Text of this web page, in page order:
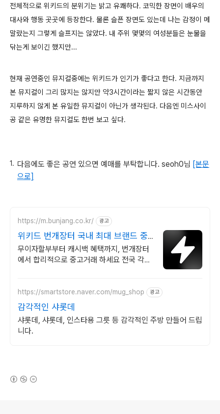
전체적으로 위키드의 분위기는 밝고 유쾌하다. 코믹한 장면이 배우의
대사와 행동 곳곳에 등장한다. 물론 슬픈 장면도 있는데 나는 감정이 메
말랐는지 그렇게 슬프지는 않았다. 내 주위 몇몇의 여성분들은 눈물을
닦는게 보이긴 했지만...
현재 공연중인 뮤지컬중에는 위키드가 인기가 좋다고 한다. 지금까지
본 뮤지컬이 그리 많지는 않지만 약3시간이라는 짧지 않은 시간동안
지루하지 않게 본 유일한 뮤지컬이 아닌가 생각된다. 다음엔 미스사이
공 같은 유명한 뮤지컬도 한번 보고 싶다.
다음에도 좋은 공연 있으면 예매를 부탁합니다. seoh0님 [본문
으로]
https://m.bunjang.co.kr/ 광고
위키드 번개장터 국내 최대 브랜드 중
고거래
무이자할부부터 캐시백 혜택까지, 번개장터
에서 합리적으로 중고거래 하세요 전국 각지
https://smartstore.naver.com/mug_shop 광고
감각적인 샤롯데
샤롯데, 샤롯데, 인스타용 그릇 등 감각적인 주방 만들어 드립
니다.